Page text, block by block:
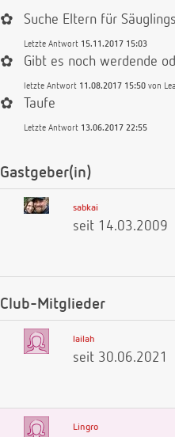
✿
Suche Eltern für
Letzte Antwort 15.11.2017 15:03
✿ Gibt es noch werdende
letzte Antwort 11.08.2017 15:50 von
✿ Taufe
Letzte Antwort 13.06.2017 22:55
Gastgeber(in)
sabkai
seit 14.03.2009
Club-Mitglieder
lailah
seit 30.06.2021
Lingro